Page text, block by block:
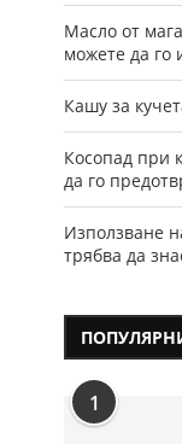
Масло от
можете да го
Кашу за
Косопад при
да го
Използване
трябва да
1